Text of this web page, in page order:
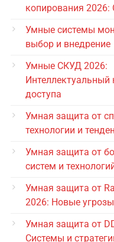
копирования
Умные системы
выбор и внедрение
Умные СКУД 2026:
Интеллектуальный
доступа
Умная защита от
технологии и
Умная защита от
систем и
Умная защита от
2026: Новые
Умная защита от
Системы и